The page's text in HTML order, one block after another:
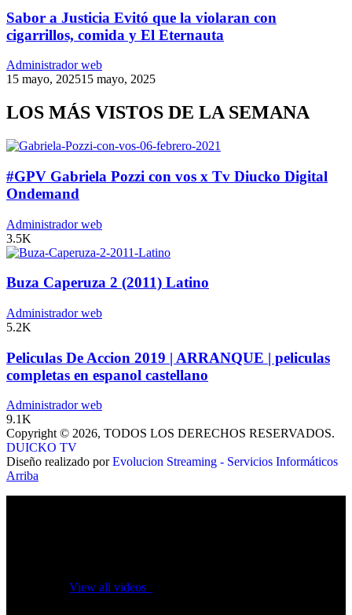
Sabor a Justicia Evitó que la violaran con
cigarrillos, comida y El Eternauta
Administrador web
15 mayo, 202515 mayo, 2025
LOS MÁS VISTOS DE LA SEMANA
#GPV Gabriela Pozzi con vos x Tv Diucko Digital
Ondemand
Administrador web
3.5K
Buza Caperuza 2 (2011) Latino
Administrador web
5.2K
Peliculas De Accion 2019 | ARRANQUE | peliculas
completas en espanol castellano
Administrador web
9.1K
Copyright © 2026, TODOS LOS DERECHOS RESERVADOS.
DUICKO TV
Diseño realizado porEvolucion Streaming - Servicios Informáticos
Arriba
View all videos